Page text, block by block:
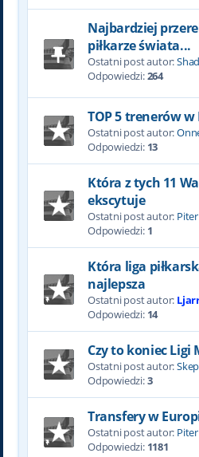
Najbardziej
piłkarze świata...
Ostatni post autor:
Odpowiedzi:264
TOP 5 trenerów w
Ostatni post autor:
Odpowiedzi: 13
Która z tych 11
ekscytuje
Ostatni post autor: Piter
Odpowiedzi: 1
Która liga
najlepsza
Ostatni post autor:
Odpowiedzi: 14
Czy to koniec Ligi
Ostatni post autor:
Odpowiedzi:3
Transfery w
Ostatni post autor: Piter
Odpowiedzi: 1181